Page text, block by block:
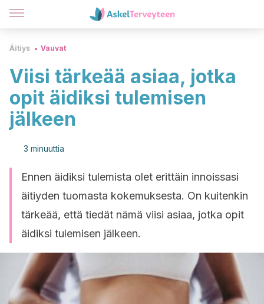
Äitiys Vauvat
Viisi tärkeää asiaa, jotka
opit äidiksi tulemisen
jälkeen
3 minuuttia
Ennen äidiksi tulemista olet erittäin innoissasi
äitiyden tuomasta kokemuksesta. On kuitenkin
tärkeää, että tiedät nämä viisi asiaa, jotka opit
äidiksi tulemisen jälkeen.